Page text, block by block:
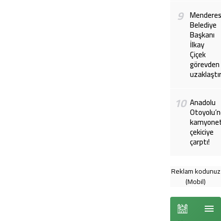
9 Belediye
Başkanı
İlkay
Çiçek
görevden
10 Anadolu
çekiciye
çarptı!
Reklam kodunuz
(Mobil)